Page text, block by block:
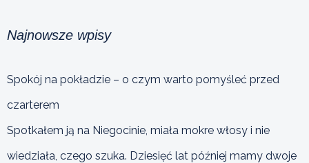
Najnowsze wpisy
Spokój na pokładzie – o czym warto pomyśleć przed
czarterem
Spotkałem ją na Niegocinie, miała mokre włosy i nie
wiedziała, czego szuka. Dziesięć lat później mamy dwoje